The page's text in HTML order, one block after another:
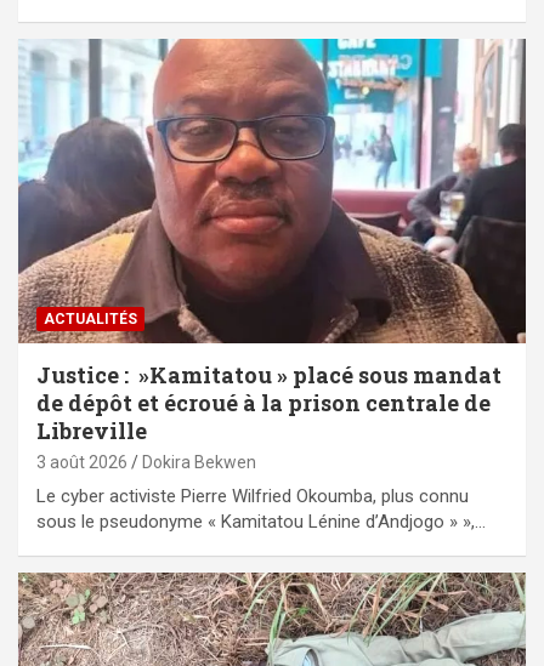
ACTUALITÉS
Justice : »Kamitatou » placé sous mandat
de dépôt et écroué à la prison centrale de
Libreville
3 août 2026 Dokira Bekwen
Le cyber activiste Pierre Wilfried Okoumba, plus connu
sous le pseudonyme « Kamitatou Lénine d’Andjogo » »,…